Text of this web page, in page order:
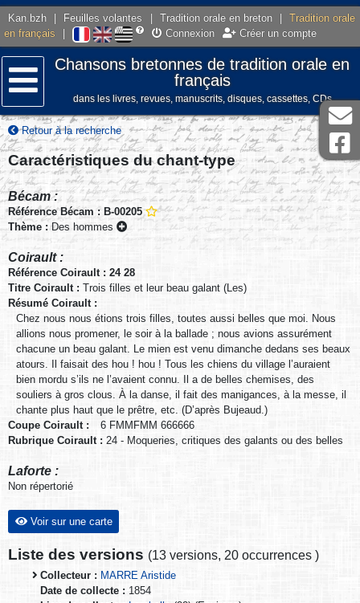
Kan.bzh Feuilles volantes Tradition orale en breton
Tradition orale
en français
Connexion Créer un compte
Menu
Chansons bretonnes de tradition orale en
français
dans les livres, revues, manuscrits, disques, cassettes, CDs
Retour à la recherche
Caractéristiques du chant-type
Bécam :
Référence Bécam : B-00205
Thème : Des hommes
Coirault :
Référence Coirault : 24 28
Titre Coirault : Trois filles et leur beau galant (Les)
Résumé Coirault :
Chez nous nous étions trois filles, toutes aussi belles que moi. Nous
allions nous promener, le soir à la ballade ; nous avions assurément
chacune un beau galant. Le mien est venu dimanche dedans ses beaux
atours. Il faisait des hou ! hou ! Tous les chiens du village l’auraient
bien mordu s’ils ne l’avaient connu. Il a de belles chemises, des
souliers à gros clous. À la danse, il fait des manigances, à la messe, il
chante plus haut que le prêtre, etc. (D’après Bujeaud.)
Coupe Coirault :
6 FMMFMM 666666
Rubrique Coirault : 24 - Moqueries, critiques des galants ou des belles
Laforte :
Non répertorié
Voir sur une carte
Liste des versions (13 versions, 20 occurrences )
Collecteur : MARRE Aristide
Date de collecte : 1854